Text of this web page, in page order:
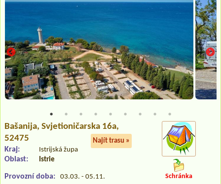
Bašanija, Svjetioničarska 16a,
52475
Najít trasu »
Kraj: Istrijská župa
Oblast: Istrie
Provozní doba: 03.03. - 05.11. Schránka